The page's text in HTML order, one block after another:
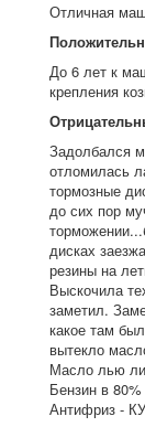
Отличная
До 6 лет к
крепления
Задолбался
отломилась
тормозные
до сих пор
дисках
резины на
Выскочила
заметил.
какое там
вытекло
Масло лью
Бензин в
Антифриз -